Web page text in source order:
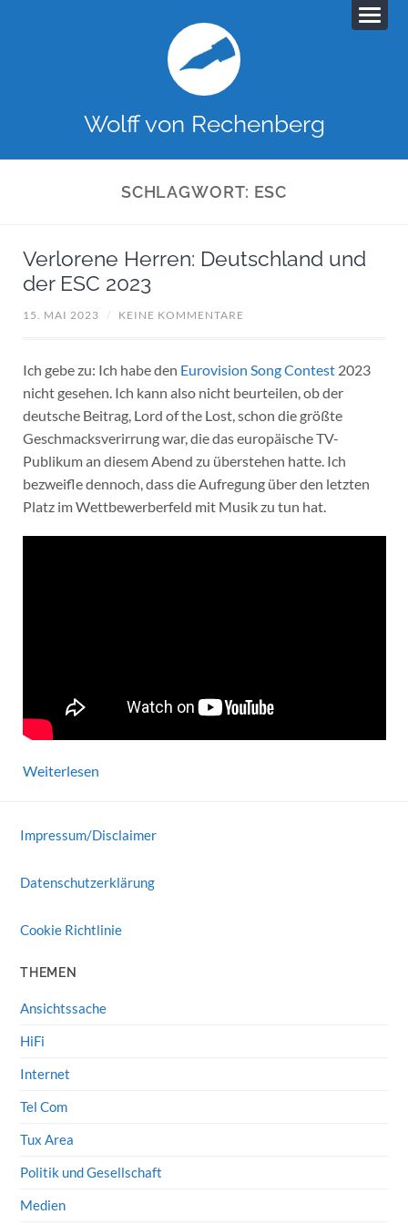
Wolff von Rechenberg
SCHLAGWORT: ESC
Verlorene Herren: Deutschland und
der ESC 2023
15. MAI 2023 / KEINE KOMMENTARE
Ich gebe zu: Ich habe den Eurovision Song Contest2023
nicht gesehen. Ich kann also nicht beurteilen, ob der
deutsche Beitrag, Lord of the Lost, schon die größte
Geschmacksverirrung war, die das europäische TV-
Publikum an diesem Abend zu überstehen hatte. Ich
bezweifle dennoch, dass die Aufregung über den letzten
Platz im Wettbewerberfeld mit Musik zu tun hat.
Weiterlesen
Impressum/Disclaimer
Datenschutzerklärung
Cookie Richtlinie
THEMEN
Ansichtssache
HiFi
Internet
Tel Com
Tux Area
Politik und Gesellschaft
Medien